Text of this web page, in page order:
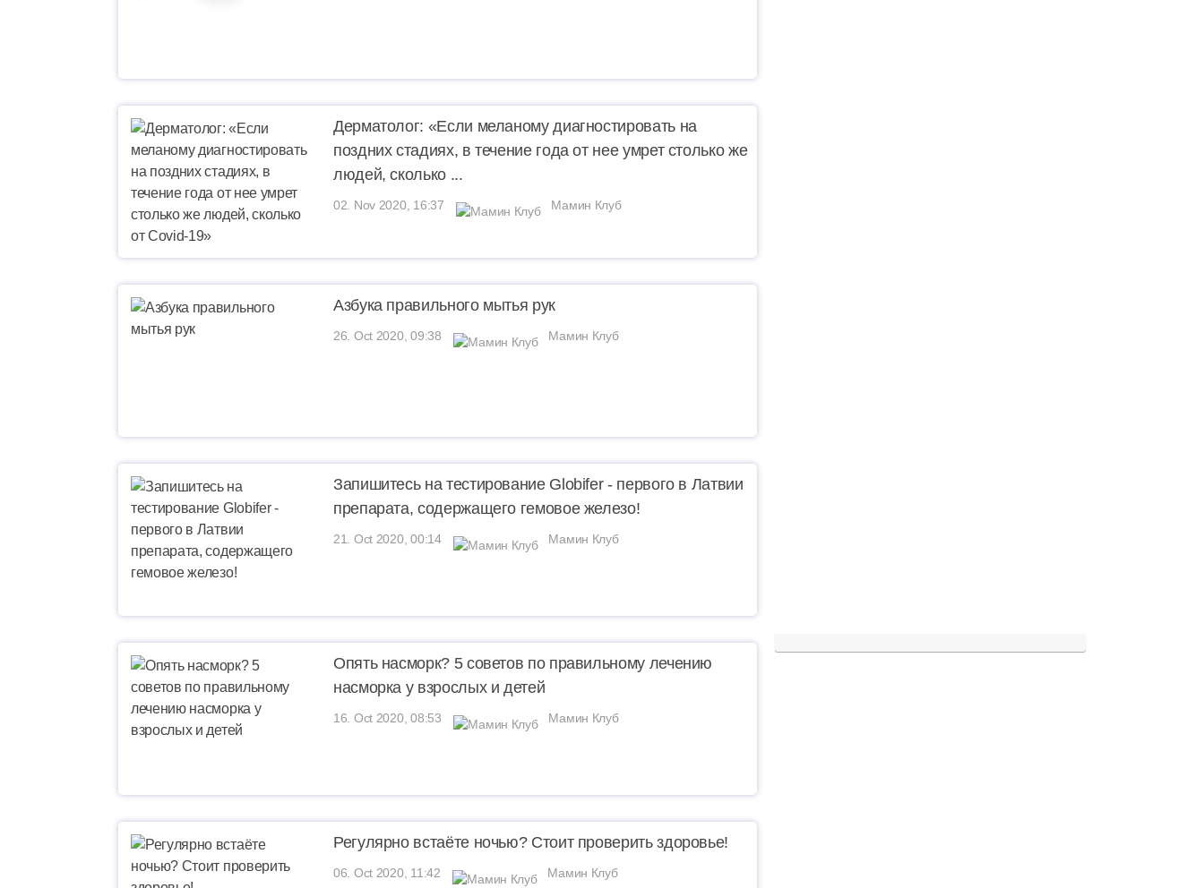
Дерматолог: «Если меланому диагностировать на
поздних стадиях, в течение года от нее умрет столько же
людей, сколько ...
02. Nov 2020, 16:37 Мамин Клуб
Азбука правильного мытья рук
26. Oct 2020, 09:38 Мамин Клуб
Запишитесь на тестирование Globifer - первого в Латвии
препарата, содержащего гемовое железо!
21. Oct 2020, 00:14 Мамин Клуб
Опять насморк? 5 советов по правильному лечению
насморка у взрослых и детей
16. Oct 2020, 08:53 Мамин Клуб
Регулярно встаёте ночью? Стоит проверить здоровье!
06. Oct 2020, 11:42 Мамин Клуб